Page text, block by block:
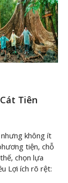
Tiên
không ít
tiện, chỗ
chọn lựa
Lợi ích rõ rệt: